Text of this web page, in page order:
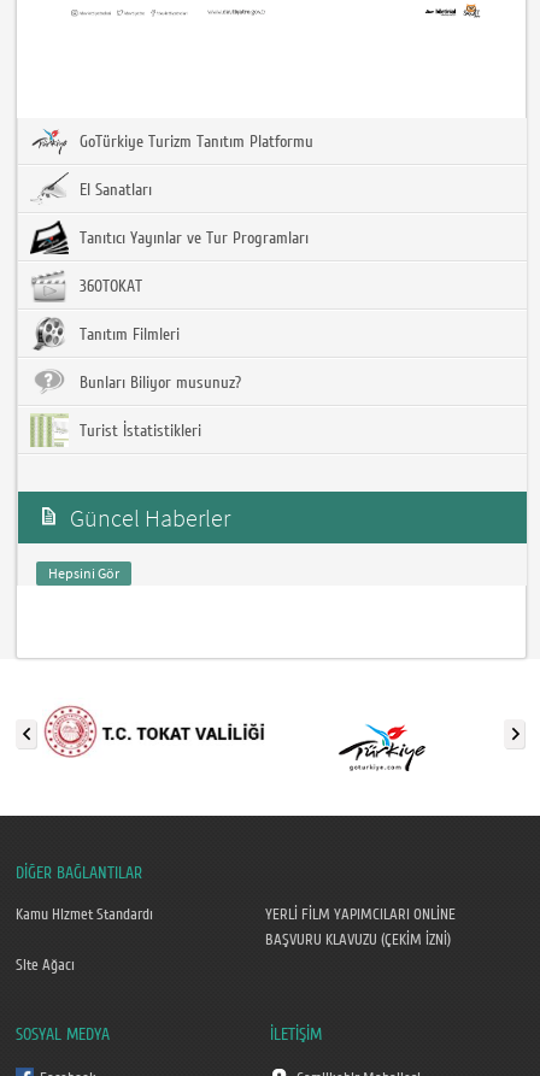
GoTürkiye Turizm Tanıtım Platformu
El Sanatları
Tanıtıcı Yayınlar ve Tur Programları
360TOKAT
Tanıtım Filmleri
Bunları Biliyor musunuz?
Turist İstatistikleri
Güncel Haberler
Hepsini Gör
DİĞER BAĞLANTILAR
Kamu Hizmet Standardı
YERLİ FİLM YAPIMCILARI ONLİNE
BAŞVURU KLAVUZU (ÇEKİM İZNİ)
Site Ağacı
SOSYAL MEDYA İLETİŞİM